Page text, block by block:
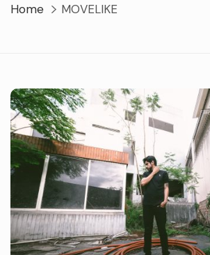
Home MOVELIKE